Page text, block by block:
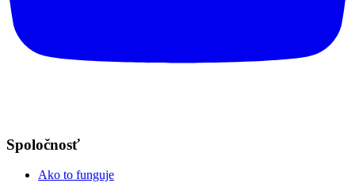
Spoločnosť
Ako to funguje